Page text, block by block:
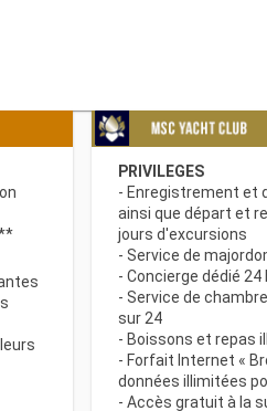
PRIVILEGES
- Enregistrement et
ainsi que départ et
jours d'excursions
- Service de
- Concierge dédié
- Service de
sur 24
- Boissons et repas
- Forfait Internet «
données illimitées
- Accès gratuit à la